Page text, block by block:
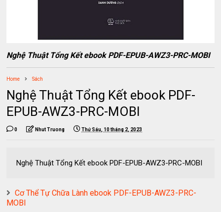
Nghệ Thuật Tổng Kết ebook PDF-EPUB-AWZ3-PRC-MOBI
Home Sách
Nghệ Thuật Tổng Kết ebook PDF-
EPUB-AWZ3-PRC-MOBI
0 Nhut Truong Thứ Sáu, 10 tháng 2, 2023
Nghệ Thuật Tổng Kết ebook PDF-EPUB-AWZ3-PRC-MOBI
Cơ Thể Tự Chữa Lành ebook PDF-EPUB-AWZ3-PRC-
MOBI